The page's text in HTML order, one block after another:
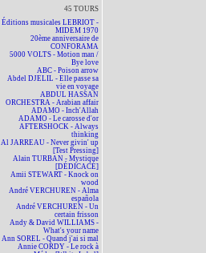
45 TOURS
Éditions musicales LEBRIOT -
MIDEM 1970
20ème anniversaire de
CONFORAMA
5000 VOLTS - Motion man /
Bye love
ABC - Poison arrow
Abdel DJELIL - Elle passe sa
vie en voyage
ABDUL HASSAN
ORCHESTRA - Arabian affair
ADAMO - Inch'Allah
ADAMO - Le carosse d'or
AFTERSHOCK - Always
thinking
Al JARREAU - Never givin' up
[Test Pressing]
Alain TURBAN - Mystique
[DÉDICACÉ]
Amii STEWART - Knock on
wood
André VERCHUREN - Alma
española
André VERCHUREN - Un
certain frisson
Andy & David WILLIAMS -
What's your name
Ann SOREL - Quand j'ai si mal
Annie CORDY - Le rock à